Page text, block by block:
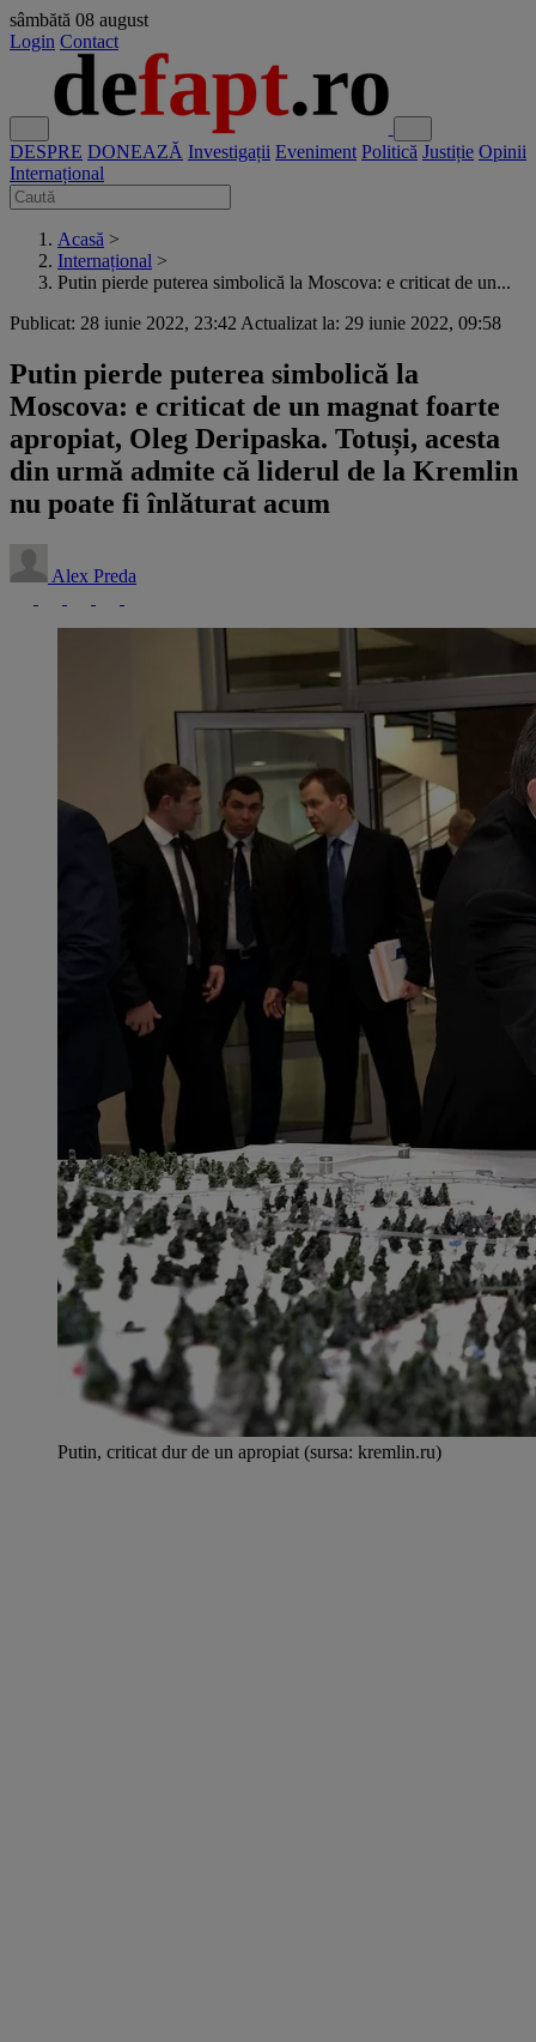
sâmbătă 08 august
Login Contact
DESPRE DONEAZĂ Investigații Eveniment Politică Justiție Opinii
Internațional
Acasă >
Internațional >
Putin pierde puterea simbolică la Moscova: e criticat de un...
Publicat: 28 iunie 2022, 23:42 Actualizat la: 29 iunie 2022, 09:58
Putin pierde puterea simbolică la
Moscova: e criticat de un magnat foarte
apropiat, Oleg Deripaska. Totuși, acesta
din urmă admite că liderul de la Kremlin
nu poate fi înlăturat acum
Alex Preda
Putin, criticat dur de un apropiat (sursa: kremlin.ru)